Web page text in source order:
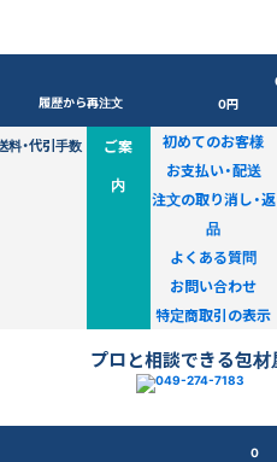
履歴から再注文
0円
料・代引手数
ご案
内
初めてのお客様
お支払い・配送
注文の取り消し・返
品
よくある質問
お問い合わせ
特定商取引の表示
プロと相談できる包材
0